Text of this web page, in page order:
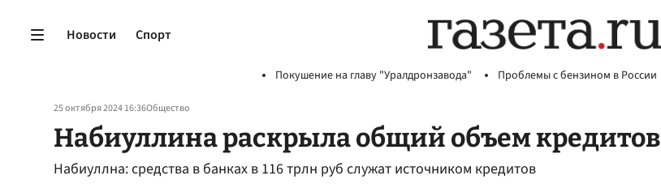
Новости Спорт
Покушение на главу "Уралдронзавода" Проблемы с бензином в России
25 октября 2024 16:36Общество
Набиуллина раскрыла общий объем кредитов
Набиуллна: средства в банках в 116 трлн руб служат источником кредитов